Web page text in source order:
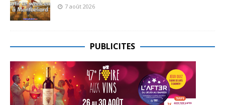
7 août 2026
PUBLICITES